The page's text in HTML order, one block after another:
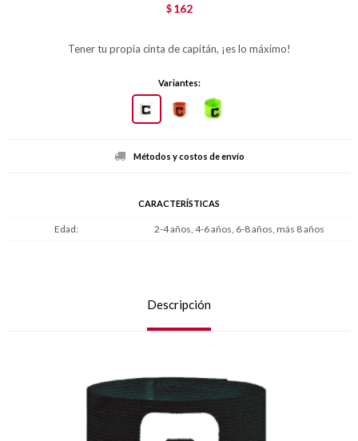
$ 162
Tener tu propia cinta de capitán, ¡es lo máximo!
Variantes:
Métodos y costos de envío
CARACTERÍSTICAS
Edad 2-4 años, 4-6 años, 6-8 años, más 8 años
Descripción